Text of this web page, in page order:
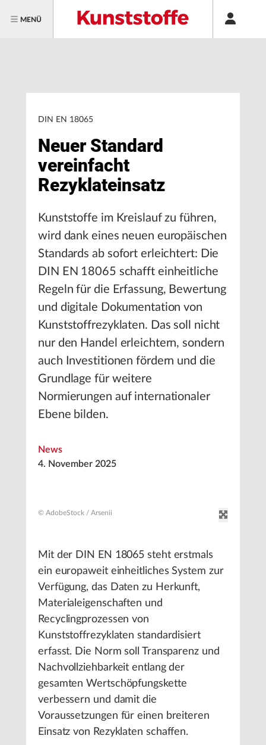
MENÜ
DIN EN 18065
Neuer Standard
vereinfacht
Rezyklateinsatz
Kunststoffe im Kreislauf zu führen,
wird dank eines neuen europäischen
Standards ab sofort erleichtert: Die
DIN EN 18065 schafft einheitliche
Regeln für die Erfassung, Bewertung
und digitale Dokumentation von
Kunststoffrezyklaten. Das soll nicht
nur den Handel erleichtern, sondern
auch Investitionen fördern und die
Grundlage für weitere
Normierungen auf internationaler
Ebene bilden.
News
4. November 2025
© AdobeStock / Arsenii
Mit der DIN EN 18065 steht erstmals
ein europaweit einheitliches System zur
Verfügung, das Daten zu Herkunft,
Materialeigenschaften und
Recyclingprozessen von
Kunststoffrezyklaten standardisiert
erfasst. Die Norm soll Transparenz und
Nachvollziehbarkeit entlang der
gesamten Wertschöpfungskette
verbessern und damit die
Voraussetzungen für einen breiteren
Einsatz von Rezyklaten schaffen.